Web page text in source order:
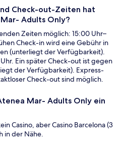
Check-out-Zeiten hat
Adults Only?
Zeiten möglich: 15:00 Uhr–
Check-in wird eine Gebühr in
(unterliegt der Verfügbarkeit).
Ein später Check-out ist gegen
der Verfügbarkeit). Express-
Check-out sind möglich.
Mar- Adults Only ein
Casino, aber Casino Barcelona (3
in der Nähe.